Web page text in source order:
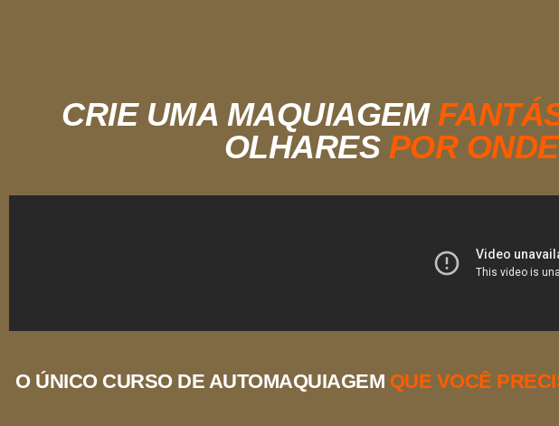
CRIE UMA MAQUIAGEM
OLHARES POR
O ÚNICO CURSO DE AUTOMAQUIAGEM QUE VOCÊ